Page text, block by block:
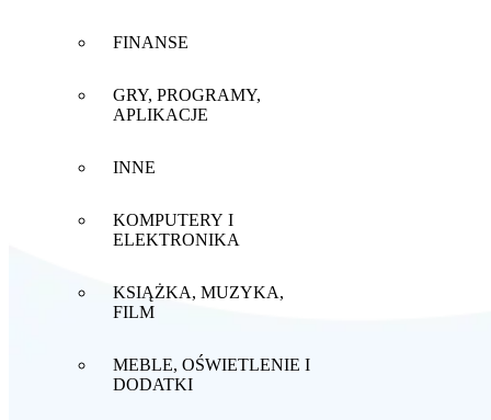
FINANSE
GRY, PROGRAMY,
APLIKACJE
INNE
KOMPUTERY I
ELEKTRONIKA
KSIĄŻKA, MUZYKA,
FILM
MEBLE, OŚWIETLENIE I
DODATKI